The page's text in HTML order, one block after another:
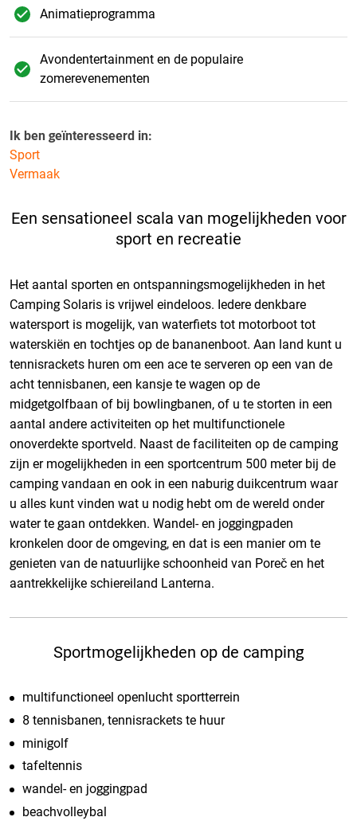
Animatieprogramma
Avondentertainment en de populaire
zomerevenementen
Ik ben geïnteresseerd in:
Sport
Vermaak
Een sensationeel scala van mogelijkheden voor
sport en recreatie
Het aantal sporten en ontspanningsmogelijkheden in het
Camping Solaris is vrijwel eindeloos. Iedere denkbare
watersport is mogelijk, van waterfiets tot motorboot tot
waterskiën en tochtjes op de bananenboot. Aan land kunt u
tennisrackets huren om een ace te serveren op een van de
acht tennisbanen, een kansje te wagen op de
midgetgolfbaan of bij bowlingbanen, of u te storten in een
aantal andere activiteiten op het multifunctionele
onoverdekte sportveld. Naast de faciliteiten op de camping
zijn er mogelijkheden in een sportcentrum 500 meter bij de
camping vandaan en ook in een naburig duikcentrum waar
u alles kunt vinden wat u nodig hebt om de wereld onder
water te gaan ontdekken. Wandel- en joggingpaden
kronkelen door de omgeving, en dat is een manier om te
genieten van de natuurlijke schoonheid van Poreč en het
aantrekkelijke schiereiland Lanterna.
Sportmogelijkheden op de camping
multifunctioneel openlucht sportterrein
8 tennisbanen, tennisrackets te huur
minigolf
tafeltennis
wandel- en joggingpad
beachvolleybal